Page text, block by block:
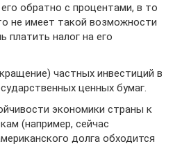
обратно с процентами, в то
не имеет такой возможности
платить налог на его
частных инвестиций в
ценных бумаг.
экономики страны к
(например, сейчас
долга обходится